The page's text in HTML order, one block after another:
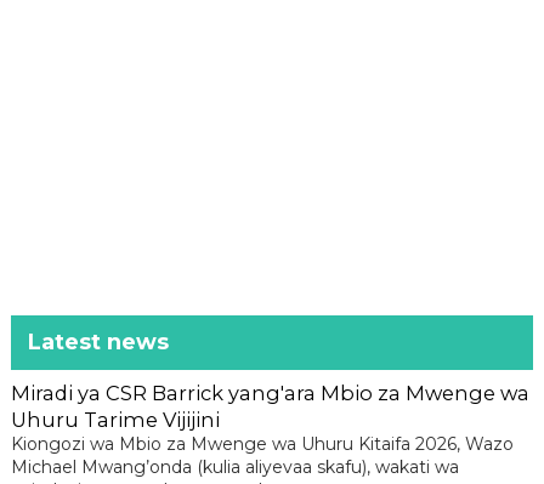
Latest news
Miradi ya CSR Barrick yang'ara Mbio za Mwenge wa
Uhuru Tarime Vijijini
Kiongozi wa Mbio za Mwenge wa Uhuru Kitaifa 2026, Wazo
Michael Mwang’onda (kulia aliyevaa skafu), wakati wa